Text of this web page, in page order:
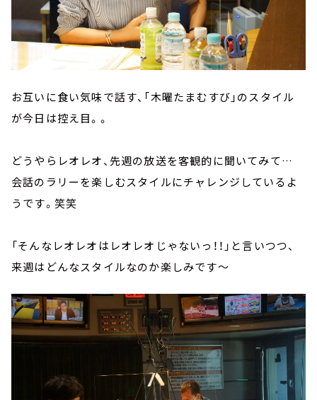
お互いに食い気味で話す、「木曜たまむすび」のスタイル
が今日は控え目。。
どうやらレオレオ、先週の放送を客観的に聞いてみて…
会話のラリーを楽しむスタイルにチャレンジしているよ
うです。笑笑
「そんなレオレオはレオレオじゃないっ！！」と言いつつ、
来週はどんなスタイルなのか楽しみです～